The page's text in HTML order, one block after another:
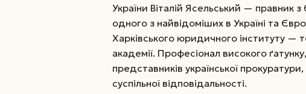
України Віталій Ясельський — правник
одного з найвідоміших в Україні та
Харківського юридичного інституту —
академії. Професіонал високого
представників української
суспільної відповідальності.